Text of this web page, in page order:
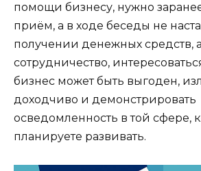
помощи бизнесу, нужно
приём, а в ходе беседы не
получении денежных средств,
сотрудничество,
бизнес может быть выгоден,
доходчиво и демонстрировать
осведомленность в той сфере,
планируете развивать.